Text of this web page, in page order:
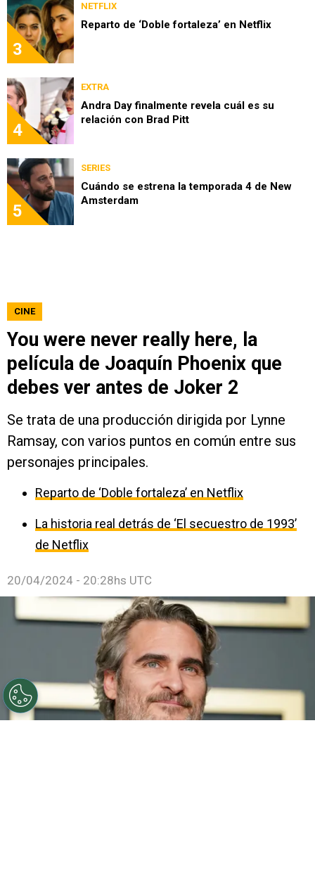
3
NETFLIX
Reparto de ‘Doble fortaleza’ en Netflix
4
EXTRA
Andra Day finalmente revela cuál es su
relación con Brad Pitt
5
SERIES
Cuándo se estrena la temporada 4 de New
Amsterdam
CINE
You were never really here, la
película de Joaquín Phoenix que
debes ver antes de Joker 2
Se trata de una producción dirigida por Lynne
Ramsay, con varios puntos en común entre sus
personajes principales.
Reparto de ‘Doble fortaleza’ en Netflix
La historia real detrás de ‘El secuestro de 1993’
de Netflix
20/04/2024 - 20:28hs UTC